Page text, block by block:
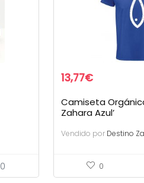
0
13,77€
Camiseta
Zahara Azul’
Vendido por Destino
0